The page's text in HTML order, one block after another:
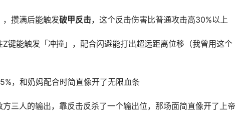
攒满后能触发破甲反击，这个反击伤害比普通攻击高30%以上
键能触发「冲撞」，配合闪避能打出超远距离位移（我曾用这个
，和奶妈配合时简直像开了无限血条
三人的输出，靠反击反杀了一个输出位，那场面简直像开了上帝